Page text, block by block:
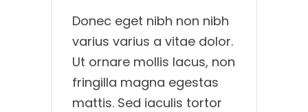
Donec eget nibh non nibh
varius varius a vitae dolor.
Ut ornare mollis lacus, non
fringilla magna egestas
mattis. Sed iaculis tortor